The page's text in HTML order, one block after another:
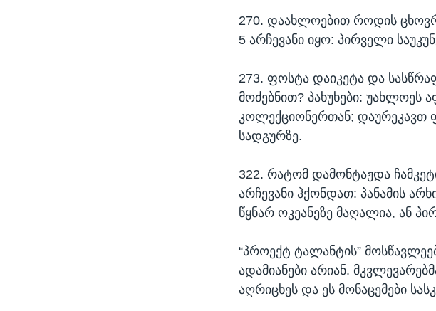
270. დაახლოებით როდის
5 არჩევანი იყო: პირველი
273. ფოსტა დაიკეტა და
მოძებნით? პახუხები: უახლოეს
კოლექციონერთან; დაურეკავთ
სადგურზე.
322. რატომ დამონტაჟდა
არჩევანი ჰქონდათ: პანამის
წყნარ ოკეანეზე მაღალია, ან
“პროექტ ტალანტის”
ადამიანები არიან.
აღრიცხეს და ეს მონაცემები